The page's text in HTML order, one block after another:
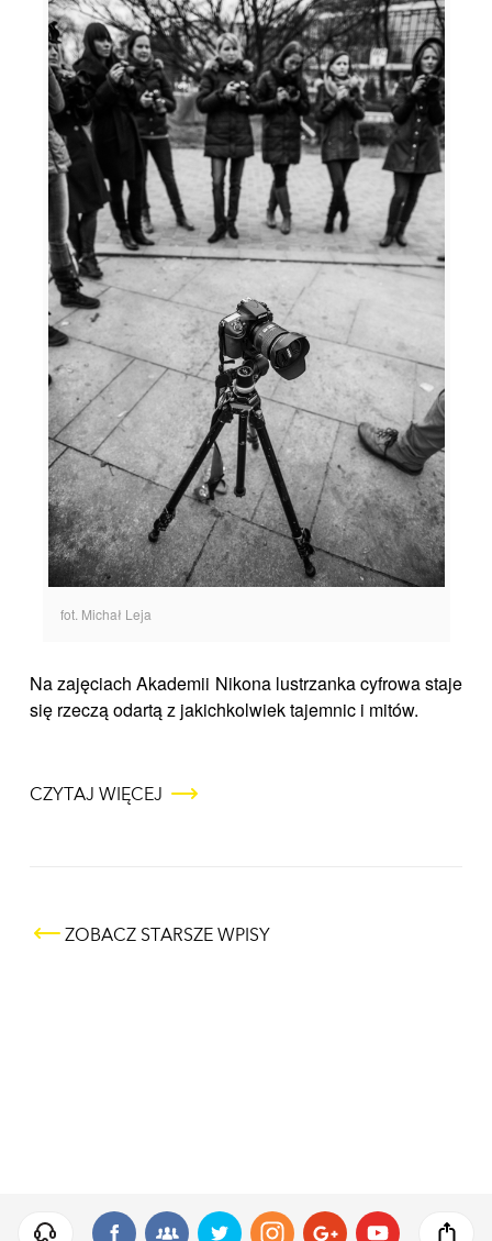
fot. Michał Leja
Na zajęciach Akademii Nikona lustrzanka cyfrowa staje
się rzeczą odartą z jakichkolwiek tajemnic i mitów.
CZYTAJ WIĘCEJ
Nawigacja po wpisach
ZOBACZ STARSZE WPISY